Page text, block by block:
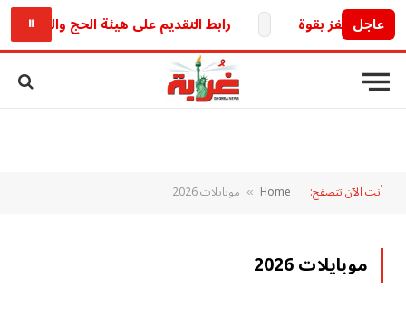
عاجل رابط التقديم على هيئة الحج والعمرة العراقية 2027.. خطوات التسجيل والشروط والخدمات
⏸
أنت الآن تتصفح: Home
» موبايلات 2026
موبايلات 2026